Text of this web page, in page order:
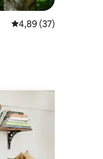
recensies
Gemiddelde
4,89 (37)